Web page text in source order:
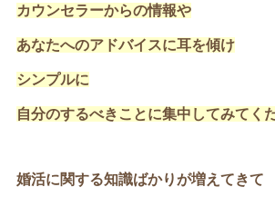
カウンセラーからの情報や
あなたへのアドバイスに耳を傾け
シンプルに
自分のするべきことに集中してみてく
婚活に関する知識ばかりが増えてきて